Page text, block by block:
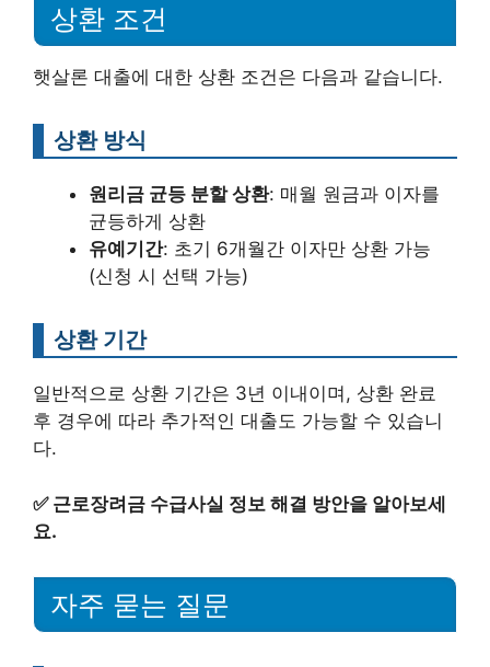
상환 조건
햇살론 대출에 대한 상환 조건은 다음과 같습니다.
상환 방식
원리금 균등 분할 상환: 매월 원금과 이자를
균등하게 상환
유예기간: 초기 6개월간 이자만 상환 가능
(신청 시 선택 가능)
상환 기간
일반적으로 상환 기간은 3년 이내이며, 상환 완료
후 경우에 따라 추가적인 대출도 가능할 수 있습니
다.
✅ 근로장려금 수급사실 정보 해결 방안을 알아보세
요.
자주 묻는 질문